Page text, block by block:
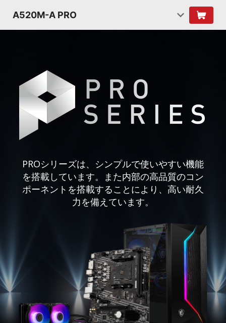
A520M-A PRO
PROシリーズは、シンプルで使いやすい機能
を搭載しています。また内部の高品質のコン
ポーネントを搭載することにより、高い耐久
力を備えています。